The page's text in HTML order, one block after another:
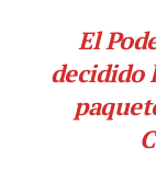
El
decidido